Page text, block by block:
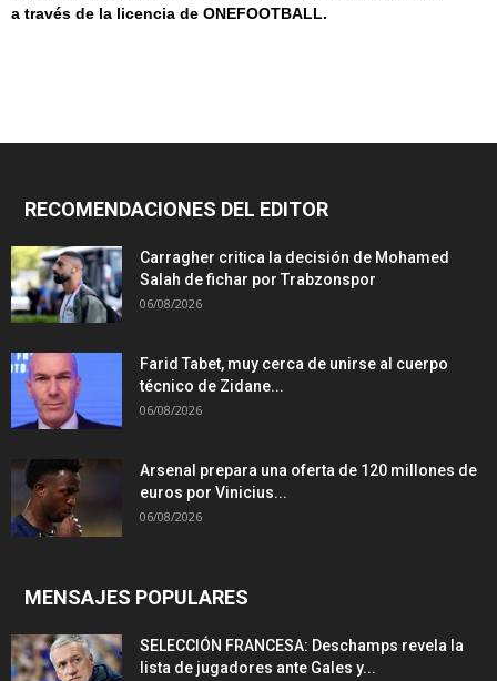
a través de la licencia de ONEFOOTBALL.
RECOMENDACIONES DEL EDITOR
Carragher critica la decisión de Mohamed
Salah de fichar por Trabzonspor
06/08/2026
Farid Tabet, muy cerca de unirse al cuerpo
técnico de Zidane...
06/08/2026
Arsenal prepara una oferta de 120 millones de
euros por Vinicius...
06/08/2026
MENSAJES POPULARES
SELECCIÓN FRANCESA: Deschamps revela la
lista de jugadores ante Gales y...